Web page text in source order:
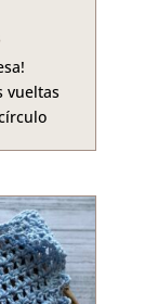
vueltas